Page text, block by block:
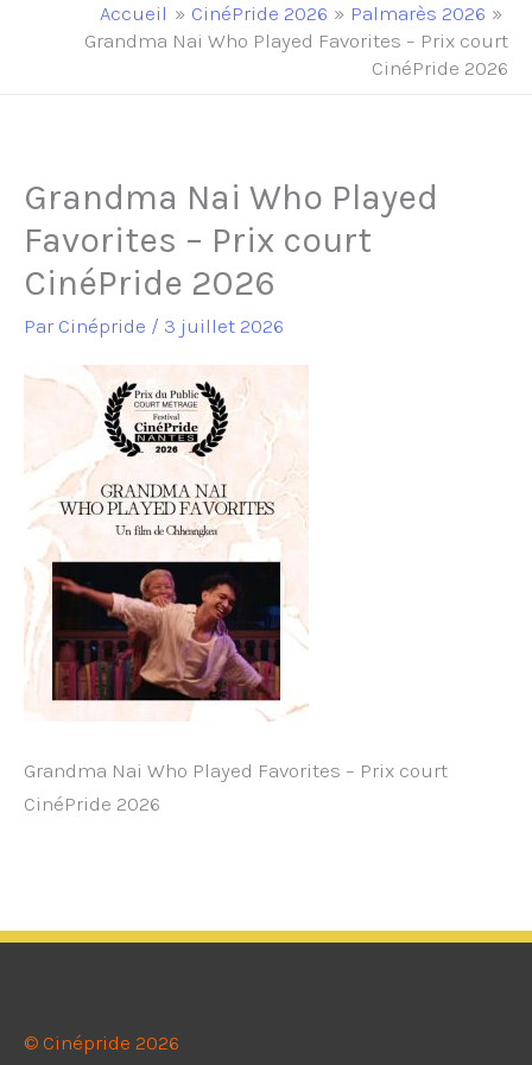
principal
Accueil CinéPride 2026
Palmarès 2026
Grandma Nai Who Played Favorites – Prix court
CinéPride 2026
Grandma Nai Who Played
Favorites – Prix court
CinéPride 2026
Par Cinépride / 3 juillet 2026
Grandma Nai Who Played Favorites – Prix court
CinéPride 2026
© Cinépride 2026